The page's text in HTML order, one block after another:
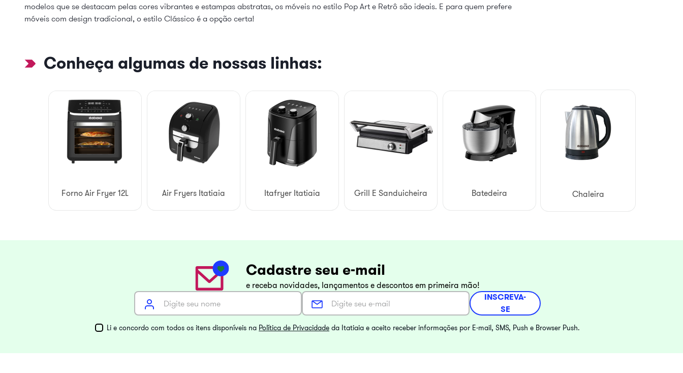
modelos que se destacam pelas cores vibrantes e estampas abstratas, os móveis no estilo Pop Art e Retrô são ideais. E para quem prefere
móveis com design tradicional, o estilo Clássico é a opção certa!
Conheça algumas de nossas linhas:
Forno Air Fryer 12L Air Fryers Itatiaia Itafryer Itatiaia Grill E Sanduicheira Batedeira Chaleira
Cadastre seu e-mail
e receba novidades, lançamentos e descontos em primeira mão!
INSCREVA-
SE
Li e concordo com todos os itens disponíveis na Política de Privacidade da Itatiaia e aceito receber informações por E-mail, SMS, Push e Browser Push.